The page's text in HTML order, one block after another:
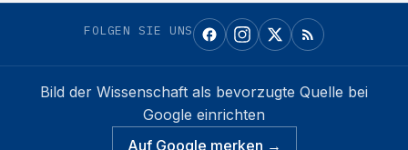
FOLGEN SIE UNS
Bild der Wissenschaft als bevorzugte Quelle bei
Google einrichten
Auf Google merken →